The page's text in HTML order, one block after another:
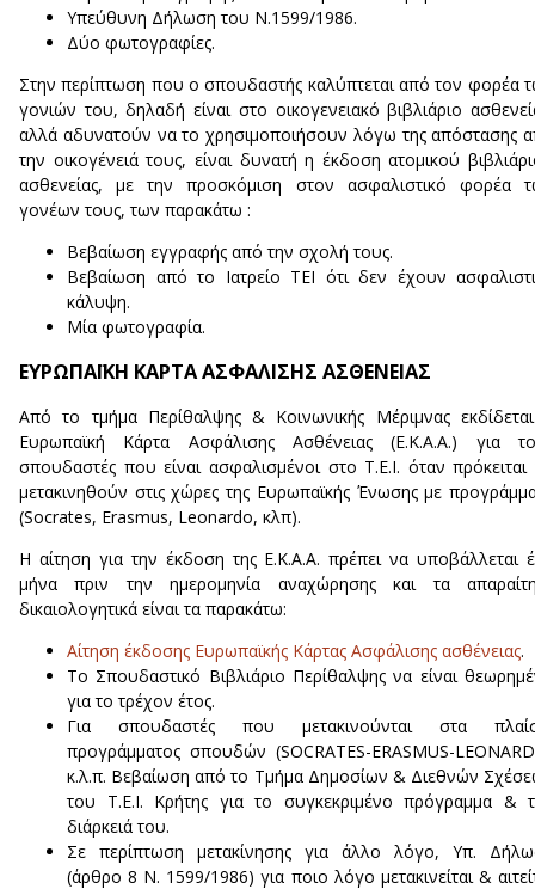
Υπεύθυνη Δήλωση του Ν.1599/1986.
Δύο φωτογραφίες.
Στην περίπτωση που ο σπουδαστής καλύπτεται από τον φορέα
γονιών του, δηλαδή είναι στο οικογενειακό βιβλιάριο
αλλά αδυνατούν να το χρησιμοποιήσουν λόγω της απόστασης
την οικογένειά τους, είναι δυνατή η έκδοση ατομικού
ασθενείας, με την προσκόμιση στον ασφαλιστικό φορέα
γονέων τους, των παρακάτω :
Βεβαίωση εγγραφής από την σχολή τους.
Βεβαίωση από το Ιατρείο ΤΕΙ ότι δεν έχουν
κάλυψη.
Μία φωτογραφία.
ΕΥΡΩΠΑΪΚΗ ΚΑΡΤΑ ΑΣΦΑΛΙΣΗΣ ΑΣΘΕΝΕΙΑΣ
Από το τμήμα Περίθαλψης & Κοινωνικής Μέριμνας
Ευρωπαϊκή Κάρτα Ασφάλισης Ασθένειας (Ε.Κ.Α.Α.) για
σπουδαστές που είναι ασφαλισμένοι στο Τ.Ε.Ι. όταν πρόκειται
μετακινηθούν στις χώρες της Ευρωπαϊκής Ένωσης με
(Socrates, Erasmus, Leonardo, κλπ).
Η αίτηση για την έκδοση της Ε.Κ.Α.Α. πρέπει να υποβάλλεται
μήνα πριν την ημερομηνία αναχώρησης και τα
δικαιολογητικά είναι τα παρακάτω:
Αίτηση έκδοσης Ευρωπαϊκής Κάρτας Ασφάλισης ασθένειας.
Το Σπουδαστικό Βιβλιάριο Περίθαλψης να είναι
για το τρέχον έτος.
Για σπουδαστές που μετακινούνται στα
προγράμματος σπουδών (SOCRATES-ERASMUS-
κ.λ.π. Βεβαίωση από το Τμήμα Δημοσίων & Διεθνών
του Τ.Ε.Ι. Κρήτης για το συγκεκριμένο πρόγραμμα &
διάρκειά του.
Σε περίπτωση μετακίνησης για άλλο λόγο, Υπ.
(άρθρο 8 Ν. 1599/1986) για ποιο λόγο μετακινείται &